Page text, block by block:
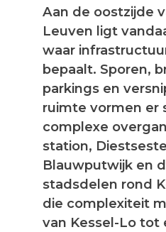
Aan de oostzijde
Leuven ligt
waar
bepaalt. Sporen,
parkings en
ruimte vormen er
complexe
station,
Blauwputwijk en
stadsdelen rond
die complexiteit
van Kessel-Lo tot